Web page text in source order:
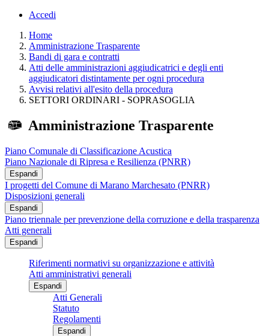
Accedi
Home
Amministrazione Trasparente
Bandi di gara e contratti
Atti delle amministrazioni aggiudicatrici e degli enti
aggiudicatori distintamente per ogni procedura
Avvisi relativi all'esito della procedura
SETTORI ORDINARI - SOPRASOGLIA
Amministrazione Trasparente
Piano Comunale di Classificazione Acustica
Piano Nazionale di Ripresa e Resilienza (PNRR)
Espandi
I progetti del Comune di Marano Marchesato (PNRR)
Disposizioni generali
Espandi
Piano triennale per prevenzione della corruzione e della trasparenza
Atti generali
Espandi
Riferimenti normativi su organizzazione e attività
Atti amministrativi generali
Espandi
Atti Generali
Statuto
Regolamenti
Espandi